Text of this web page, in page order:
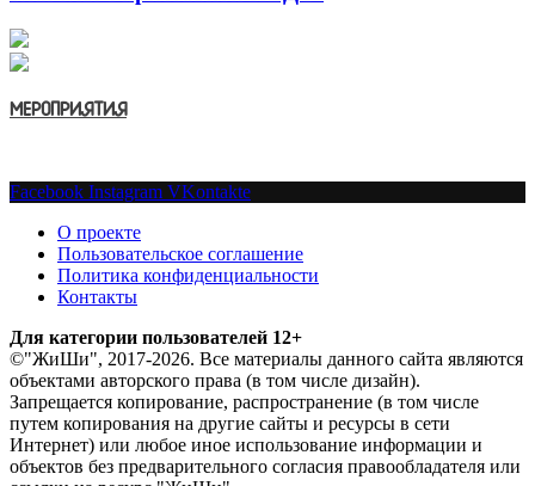
МЕРОПРИЯТИЯ
Facebook Instagram VKontakte
О проекте
Пользовательское соглашение
Политика конфиденциальности
Контакты
Для категории пользователей 12+
©"ЖиШи", 2017-2026. Все материалы данного сайта являются
объектами авторского права (в том числе дизайн).
Запрещается копирование, распространение (в том числе
путем копирования на другие сайты и ресурсы в сети
Интернет) или любое иное использование информации и
объектов без предварительного согласия правообладателя или